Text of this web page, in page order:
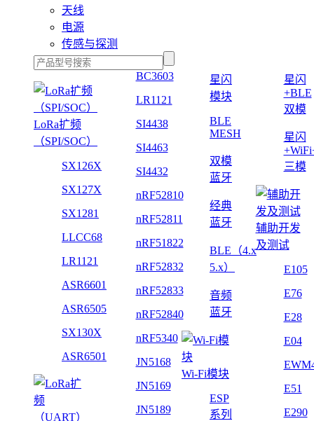
天线
电源
传感与探测
LoRa扩频
（SPI/SOC）
SX126X
SX127X
SX1281
LLCC68
LR1121
ASR6601
ASR6505
SX130X
ASR6501
BC3603
LR1121
SI4438
SI4463
SI4432
nRF52810
nRF52811
nRF51822
nRF52832
nRF52833
nRF52840
nRF5340
JN5168
JN5169
JN5189
星闪
模块
BLE
MESH
双模
蓝牙
经典
蓝牙
BLE（4.x
5.x）
音频
蓝牙
Wi-Fi模块
ESP
系列
星闪
+BLE
双模
星闪
三模
辅助开发
及测试
E105
E76
E28
E04
E51
E290